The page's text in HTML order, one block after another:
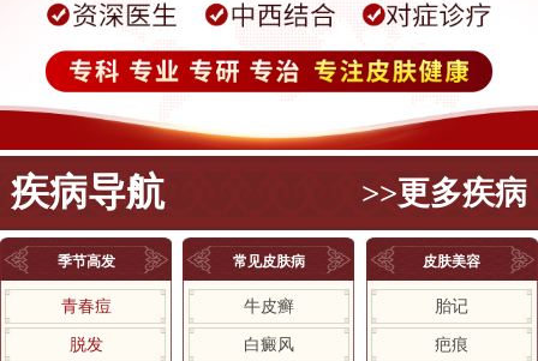
疾病导航 >>更多疾病
季节高发
青春痘
脱发
常见皮肤病
牛皮癣
白癜风
皮肤美容
胎记
疤痕